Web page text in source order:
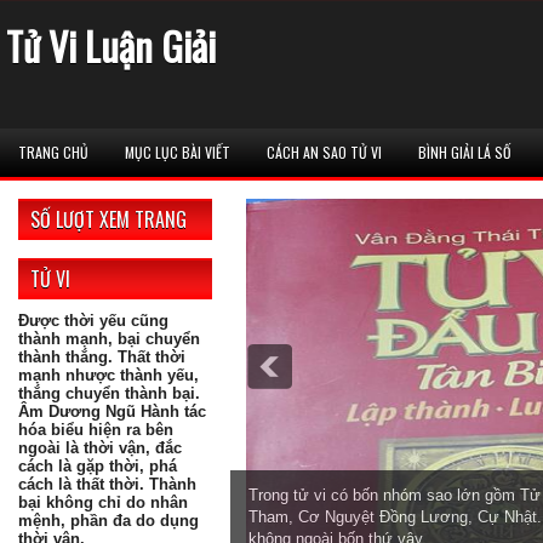
Tử Vi Luận Giải
TRANG CHỦ MỤC LỤC BÀI VIẾT CÁCH AN SAO TỬ VI BÌNH GIẢI LÁ SỐ
SỐ LƯỢT XEM TRANG
TỬ VI
Được thời yếu cũng
thành mạnh, bại chuyển
thành thắng. Thất thời
mạnh nhược thành yếu,
thắng chuyển thành bại.
Âm Dương Ngũ Hành tác
hóa biểu hiện ra bên
ngoài là thời vận, đắc
cách là gặp thời, phá
cách là thất thời. Thành
bại không chỉ do nhân
mệnh, phần đa do dụng
thời vận.
Trong tử vi có bốn nhóm sao lớn gồm
Tham, Cơ Nguyệt Đồng Lương, Cự
không ngoài bốn thứ vậy.